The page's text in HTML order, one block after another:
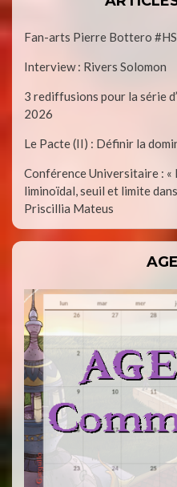
Fan-arts Pierre Bottero
Interview : Rivers Solomon
3 rediffusions pour la série
2026
Le Pacte (II) : Définir la
Conférence Universitaire : «
liminoïdal, seuil et limite
Priscillia Mateus